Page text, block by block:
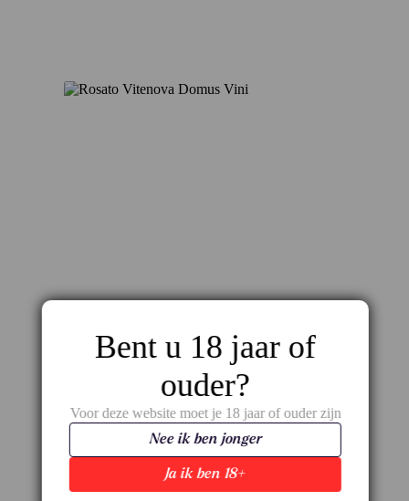
Rosé Vitenova Domus Vini
Bent u 18 jaar of
ouder?
Voor deze website moet je 18 jaar of ouder zijn
Ja ik ben 18+
Nee ik ben jonger